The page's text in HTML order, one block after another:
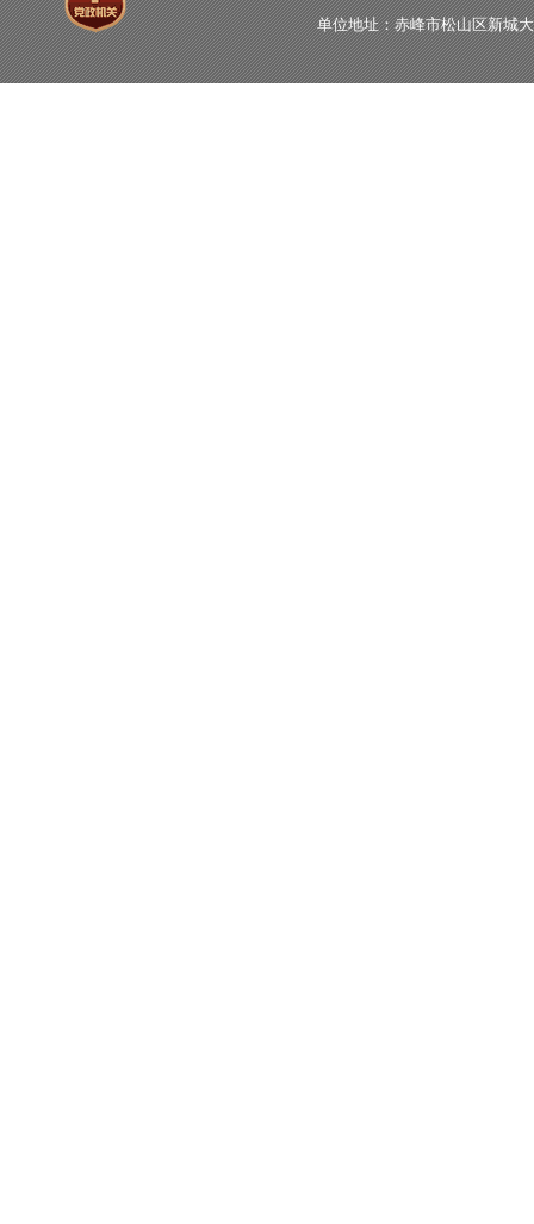
单位地址：赤峰市松山区新